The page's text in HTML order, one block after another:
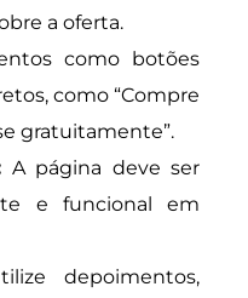
a oferta.
como botões
como “Compre
gratuitamente”.
A página deve ser
e funcional em
depoimentos,